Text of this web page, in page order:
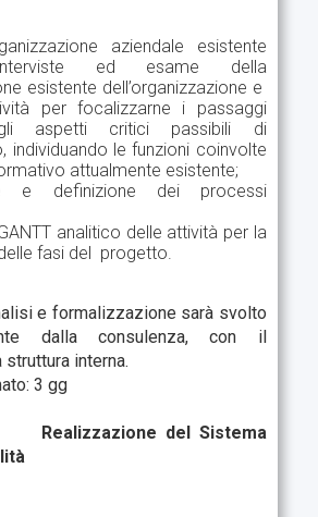
aziendale esistente
ed esame della
esistente dell’organizzazione e
per focalizzarne i passaggi
aspetti critici passibili di
individuando le funzioni coinvolte
attualmente esistente;
e definizione dei processi
analitico delle attività per la
fasi del progetto.
e formalizzazione sarà svolto
dalla consulenza, con il
interna.
3 gg
del Sistema